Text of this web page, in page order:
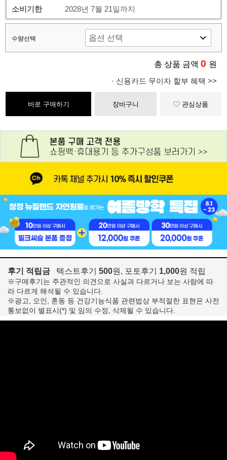
소비기한
2028년 7월 21일까지
수량선택
총 상품 금액 0 원
· 신용카드 무이자 할부 혜택 >>
바로 구매하기 장바구니 관심상품
후기 적립금 텍스트후기 500원, 포토후기 1,000원 적립
※구매후기는 주관적인 의견으로 사실과 다르거나 보는 사람에 따
라 다르게 해석될 수 있습니다.
※광고, 오인, 혼동 등 건강기능식품 관련법상 부적절한 표현은 사전
통보없이 별표시(*) 및 임의 수정, 삭제될 수 있습니다.